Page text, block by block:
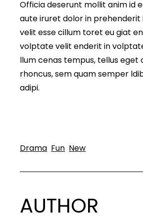
Officia deserunt mollit anim id
aute iruret dolor in
velit esse cillum toret eu giat
volptate velit enderit in
llum cenas tempus, tellus eget
rhoncus, sem quam semper
adipi.
Drama Fun New
AUTHOR